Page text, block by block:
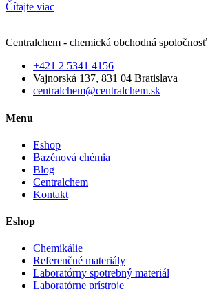
Čítajte viac
Centralchem - chemická obchodná spoločnosť
+421 2 5341 4156
Vajnorská 137, 831 04 Bratislava
centralchem@centralchem.sk
Menu
Eshop
Bazénová chémia
Blog
Centralchem
Kontakt
Eshop
Chemikálie
Referenčné materiály
Laboratórny spotrebný materiál
Laboratórne prístroje